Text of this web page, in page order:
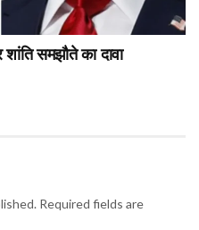
समझौते का दावा
Required fields are